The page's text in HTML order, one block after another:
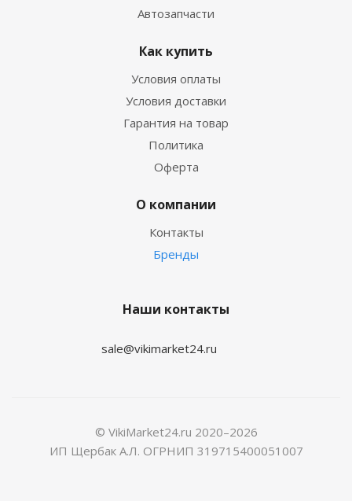
Автозапчасти
Как купить
Условия оплаты
Условия доставки
Гарантия на товар
Политика
Оферта
О компании
Контакты
Бренды
Наши контакты
sale@vikimarket24.ru
© VikiMarket24.ru 2020–2026
ИП Щербак А.Л. ОГРНИП 319715400051007